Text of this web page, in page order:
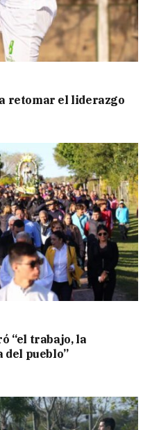
retomar el liderazgo
“el trabajo, la
del pueblo”